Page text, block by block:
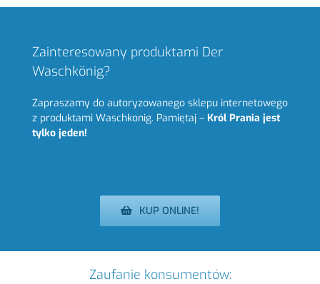
Zainteresowany produktami Der
Waschkönig?
Zapraszamy do autoryzowanego sklepu internetowego
z produktami Waschkonig. Pamiętaj – Król Prania jest
tylko jeden!
KUP ONLINE!
Zaufanie konsumentów: